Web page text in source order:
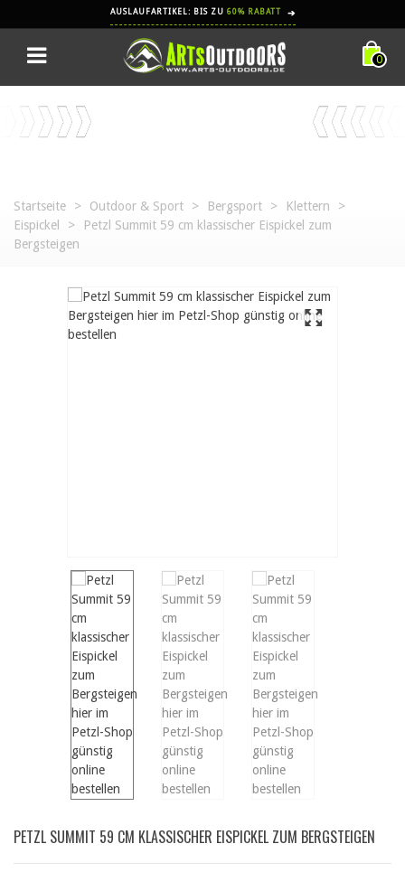
AUSLAUFARTIKEL: BIS ZU 60% RABATT ➔
0
Startseite > Outdoor & Sport > Bergsport > Klettern
>
Eispickel
>
Petzl Summit 59 cm klassischer Eispickel zum
Bergsteigen
PETZL SUMMIT 59 CM KLASSISCHER EISPICKEL ZUM BERGSTEIGEN